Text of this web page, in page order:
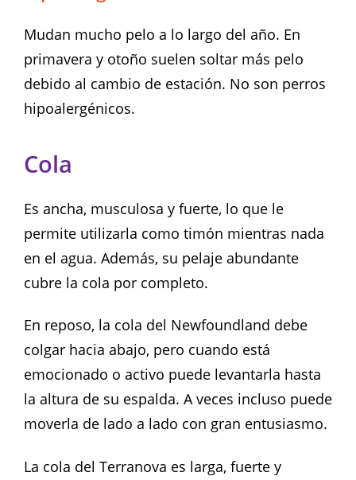
Mudan mucho pelo a lo largo del año. En
primavera y otoño suelen soltar más pelo
debido al cambio de estación. No son perros
hipoalergénicos.
Cola
Es ancha, musculosa y fuerte, lo que le
permite utilizarla como timón mientras nada
en el agua. Además, su pelaje abundante
cubre la cola por completo.
En reposo, la cola del Newfoundland debe
colgar hacia abajo, pero cuando está
emocionado o activo puede levantarla hasta
la altura de su espalda. A veces incluso puede
moverla de lado a lado con gran entusiasmo.
La cola del Terranova es larga, fuerte y